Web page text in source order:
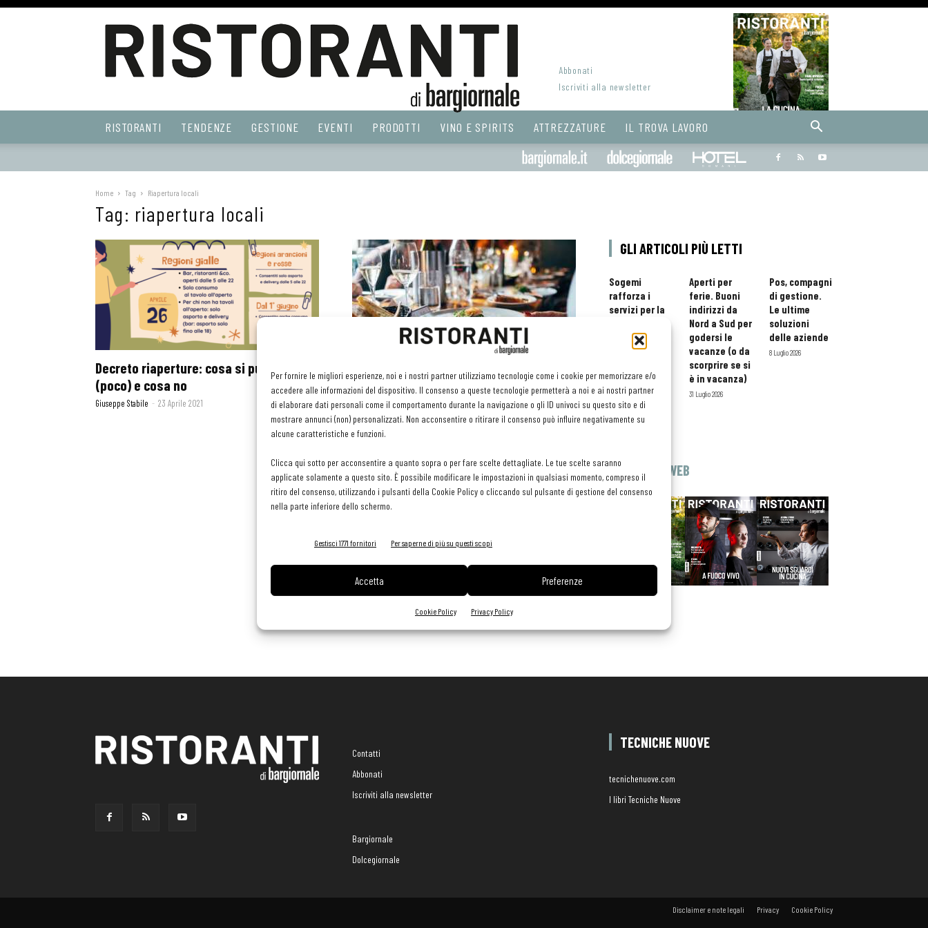
Per fornire le migliori esperienze, noi e i nostri partner utilizziamo tecnologie come i cookie per memorizzare e/o
accedere alle informazioni del dispositivo. Il consenso a queste tecnologie permetterà a noi e ai nostri partner
di elaborare dati personali come il comportamento durante la navigazione o gli ID univoci su questo sito e di
mostrare annunci (non) personalizzati. Non acconsentire o ritirare il consenso può influire negativamente su
alcune caratteristiche e funzioni.
Clicca qui sotto per acconsentire a quanto sopra o per fare scelte dettagliate. Le tue scelte saranno
applicate solamente a questo sito. È possibile modificare le impostazioni in qualsiasi momento, compreso il
ritiro del consenso, utilizzando i pulsanti della Cookie Policy o cliccando sul pulsante di gestione del consenso
nella parte inferiore dello schermo.
Gestisci 1771 fornitori Per saperne di più su questi scopi
Accetta Preferenze
Cookie Policy Privacy Policy
Web
Abbonati
Iscriviti alla newsletter
RISTORANTI TENDENZE GESTIONE EVENTI PRODOTTI VINO E SPIRITS ATTREZZATURE IL TROVA LAVORO
Bargiornale dolcegiornale
Home Tag Riapertura locali
Tag: riapertura locali
Decreto riaperture: cosa si può fare
(poco) e cosa no
Giuseppe Stabile - 23 Aprile 2021
Il governo annuncia la road map per la
riapertura dei locali
Giuseppe Stabile - 19 Aprile 2021
GLI ARTICOLI PIÙ LETTI
Sogemi
rafforza i
servizi per la
orario esteso
e tessera
professionisti
HoReCa
29 Luglio 2026
Aperti per
ferie. Buoni
indirizzi da
Nord a Sud per
godersi le
vacanze (o da
scorprire se si
è in vacanza)
31 Luglio 2026
Pos, compagni
di gestione.
Le ultime
soluzioni
delle aziende
8 Luglio 2026
EDICOLA WEB
Contatti
Abbonati
Iscriviti alla newsletter
Bargiornale
Dolcegiornale
TECNICHE NUOVE
tecnichenuove.com
I libri Tecniche Nuove
Disclaimer e note legali Privacy Cookie Policy